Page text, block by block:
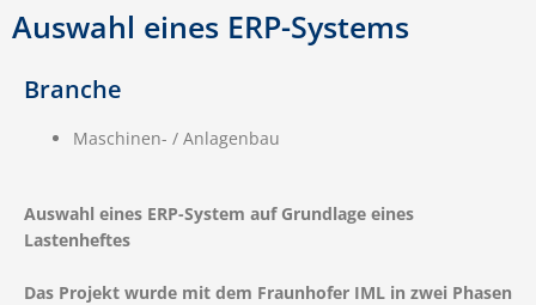
Auswahl eines ERP-Systems
Branche
Maschinen- / Anlagenbau
Auswahl eines ERP-System auf Grundlage eines
Lastenheftes
Das Projekt wurde mit dem Fraunhofer IML in zwei Phasen